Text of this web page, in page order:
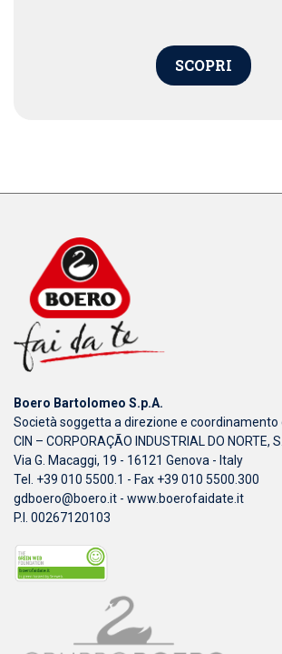
SCOPRI
Boero Bartolomeo S.p.A.
Società soggetta a direzione e coordinamento
CIN – CORPORAÇÃO INDUSTRIAL DO NORTE,
Via G. Macaggi, 19 - 16121 Genova - Italy
Tel. +39 010 5500.1 - Fax +39 010 5500.300
gdboero@boero.it - www.boerofaidate.it
P.I. 00267120103